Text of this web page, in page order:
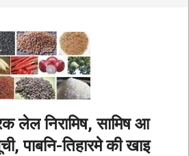
लेल निरामिष, सामिष आ
पाबनि-तिहारमे की खाइ